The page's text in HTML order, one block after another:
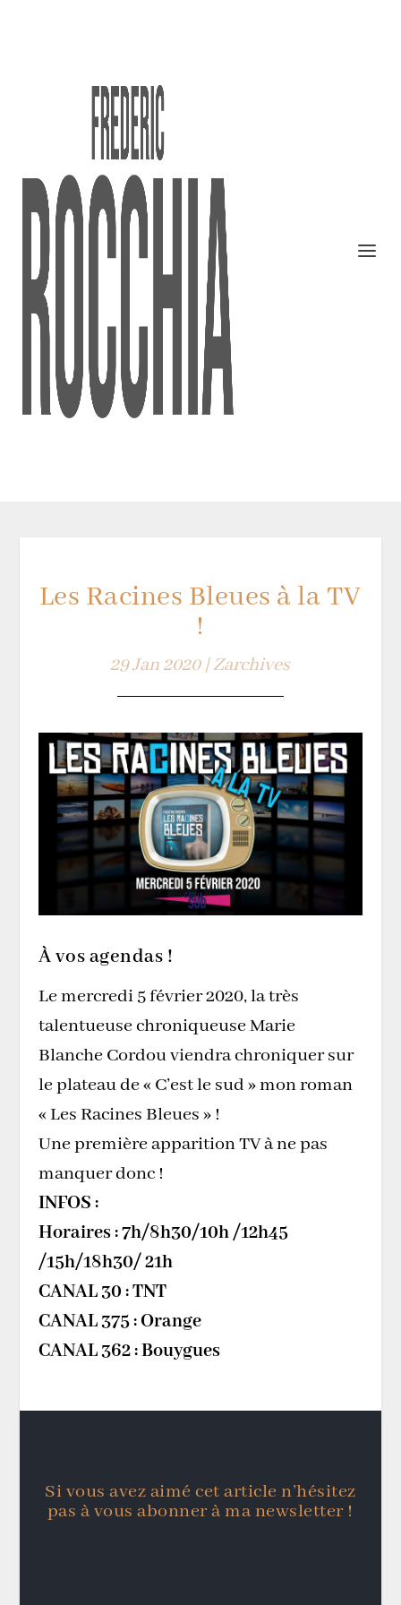
Les Racines Bleues à la TV
!
29 Jan 2020|Zarchives
À vos agendas !
Le mercredi 5 février 2020, la très
talentueuse chroniqueuse Marie
Blanche Cordou viendra chroniquer sur
le plateau de « C’est le sud » mon roman
« Les Racines Bleues » !
Une première apparition TV à ne pas
manquer donc !
INFOS :
Horaires : 7h/8h30/10h /12h45
/15h/18h30/ 21h
CANAL 30 : TNT
CANAL 375 : Orange
CANAL 362 : Bouygues
Si vous avez aimé cet article n’hésitez
pas à vous abonner à ma newsletter !